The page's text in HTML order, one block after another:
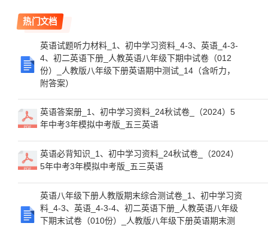
热门文档
英语试题听力材料_1、初中学习资料_4-3、英语_4-3-
4、初二英语下册_人教英语八年级下期中试卷（012
份）_人教版八年级下册英语期中测试_14（含听力，
附答案）
英语答案册_1、初中学习资料_24秋试卷_（2024）5
年中考3年模拟中考版_五三英语
英语必背知识_1、初中学习资料_24秋试卷_（2024）
5年中考3年模拟中考版_五三英语
英语八年级下册人教版期末综合测试卷_1、初中学习资
料_4-3、英语_4-3-4、初二英语下册_人教英语八年级
下期末试卷（010份）_人教版八年级下册英语期末测